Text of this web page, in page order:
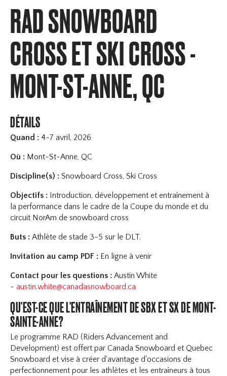
Contact
RAD SNOWBOARD
CROSS ET SKI CROSS -
MONT-ST-ANNE, QC
DÉTAILS
Quand : 4-7 avril, 2026
Où : Mont-St-Anne, QC
Discipline(s) :Snowboard Cross, Ski Cross
Objectifs : Introduction, développement et entraînement à
la performance dans le cadre de la Coupe du monde et du
circuit NorAm de snowboard cross
Buts :Athlète de stade 3-5 sur le DLT.
Invitation au camp PDF : En ligne à venir
Contact pour les questions :Austin White
-austin.white@canadasnowboard.ca
QU'EST-CE QUE L'ENTRAÎNEMENT DE SBX ET SX DE MONT-
SAINTE-ANNE?
Le programme RAD (Riders Advancement and
Development) est offert par Canada Snowboard et Quebec
Snowboard et vise à créer d'avantage d'occasions de
perfectionnement pour les athlètes et les entraîneurs à tous